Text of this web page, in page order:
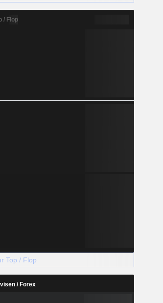
/ Flop
Top / Flop
/ Forex